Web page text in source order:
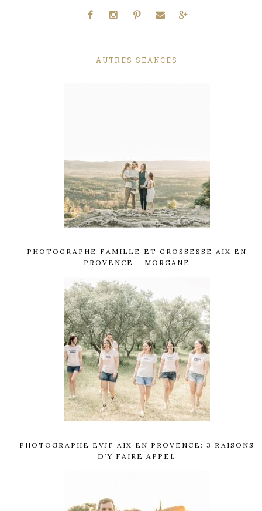
AUTRES SEANCES
PHOTOGRAPHE FAMILLE ET GROSSESSE AIX EN
PROVENCE – MORGANE
PHOTOGRAPHE EVJF AIX EN PROVENCE: 3 RAISONS
D’Y FAIRE APPEL